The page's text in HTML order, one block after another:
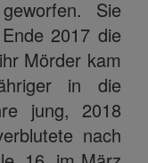
Sie
2017 die
Mörder kam
in die
jung, 2018
nach